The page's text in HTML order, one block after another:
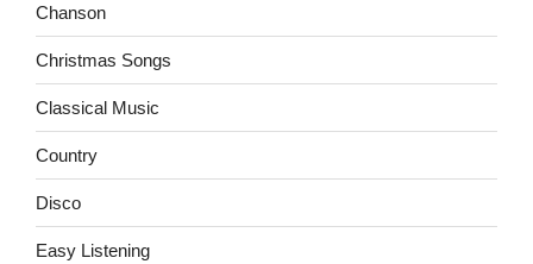
Chanson
Christmas Songs
Classical Music
Country
Disco
Easy Listening